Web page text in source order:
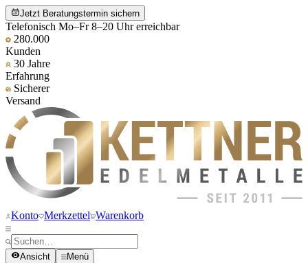
Jetzt Beratungstermin sichern
Telefonisch Mo–Fr 8–20 Uhr erreichbar
280.000
Kunden
30 Jahre
Erfahrung
Sicherer
Versand
Konto Merkzettel Warenkorb
Ansicht Menü